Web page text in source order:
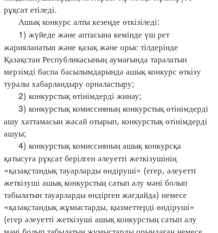
рұқсат етіледі.
Ашық конкурс алты кезеңде өткізіледі:
1) жүйеде және аптасына кемінде үш рет
жарияланатын және қазақ және орыс тілдерінде
Қазақстан Республикасының аумағында таралатын
мерзімді баспа басылымдарында ашық конкурс өткізу
туралы хабарландыру орналастыру;
2) конкурстық өтінімдерді жинау;
3) конкурстық комиссияның конкурстық өтінімдерді
ашу хаттамасын жасай отырып, конкурстық өтінімдерді
ашуы;
4) конкурстық комиссияның ашық конкурсқа
қатысуға рұқсат берілген әлеуетті жеткізушінің
«қазақстандық тауарларды өндіруші» (егер, әлеуетті
жеткізуші ашық конкурстың сатып алу мәні болып
табылатын тауарларды өндірген жағдайда) немесе
«қазақстандық жұмыстарды, қызметтерді өндіруші»
(егер әлеуетті жеткізуші ашық конкурстың сатып алу